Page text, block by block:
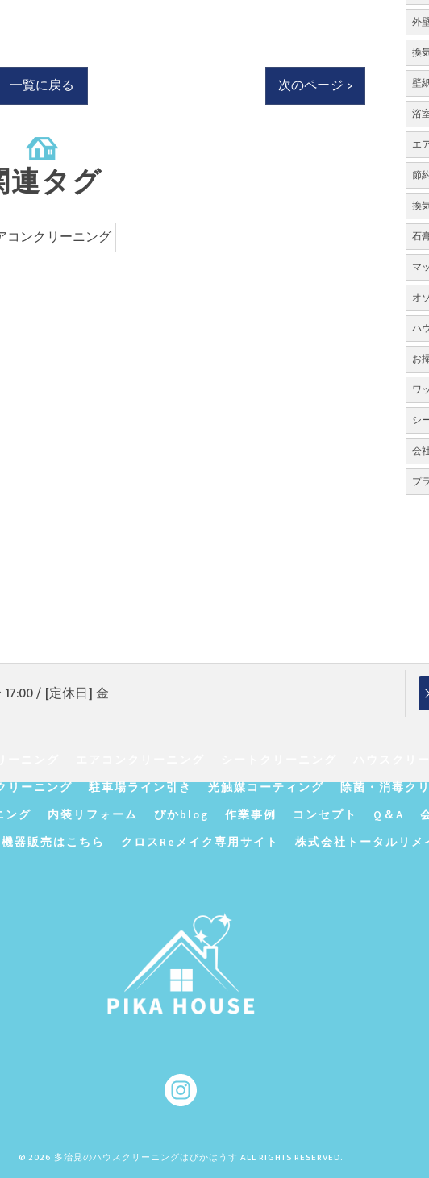
一覧に戻る 次のページ >
連タグ
コンクリーニング
外
換
壁
浴
エ
節
換
石
マ
オ
ハ
お
ワ
シ
会
プ
/ [定休日] 金
リーニング
駐車場ライン引き 光触媒コーティング 除菌・消毒ク
ング
内装リフォーム ぴかblog 作業事例 コンセプト Q＆A
器販売はこちら
クロスReメイク専用サイト 株式会社トータルリメ
© 2026 多治見のハウスクリーニングはぴかはうす ALL RIGHTS RESERVED.